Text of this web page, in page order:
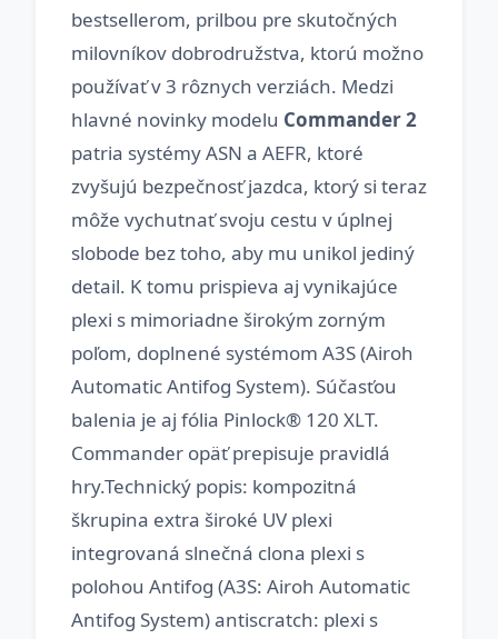
bestsellerom, prilbou pre skutočných
milovníkov dobrodružstva, ktorú možno
používať v 3 rôznych verziách. Medzi
hlavné novinky modelu Commander 2
patria systémy ASN a AEFR, ktoré
zvyšujú bezpečnosť jazdca, ktorý si teraz
môže vychutnať svoju cestu v úplnej
slobode bez toho, aby mu unikol jediný
detail. K tomu prispieva aj vynikajúce
plexi s mimoriadne širokým zorným
poľom, doplnené systémom A3S (Airoh
Automatic Antifog System). Súčasťou
balenia je aj fólia Pinlock® 120 XLT.
Commander opäť prepisuje pravidlá
hry.Technický popis: kompozitná
škrupina extra široké UV plexi
integrovaná slnečná clona plexi s
polohou Antifog (A3S: Airoh Automatic
Antifog System) antiscratch: plexi s